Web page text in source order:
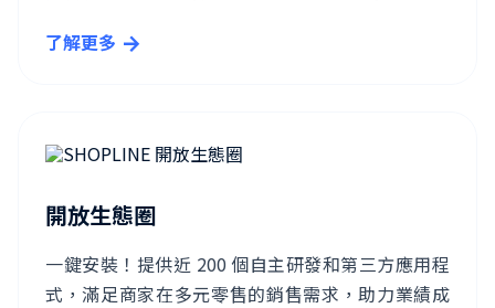
了解更多
開放生態圈
一鍵安裝！提供近 200 個自主研發和第三方應用程
式，滿足商家在多元零售的銷售需求，助力業績成